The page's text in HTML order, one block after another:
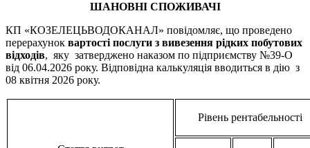
ШАНОВНІ СПОЖИВАЧІ
КП «КОЗЕЛЕЦЬВОДОКАНАЛ» повідомляє, що проведено
перерахунок вартості послуги з вивезення рідких побутових
відходів, яку затверджено наказом по підприємству №39-О
від 06.04.2026 року. Відповідна калькуляція вводиться в дію з
08 квітня 2026 року.
Рівень рентабельності